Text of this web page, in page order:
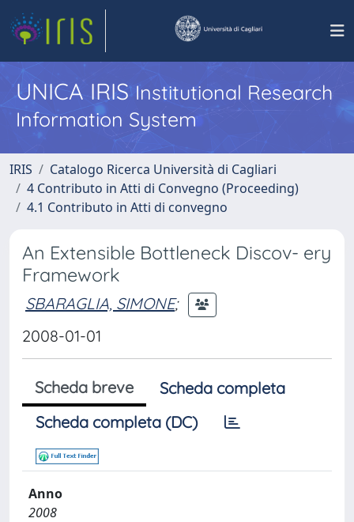
UNICA IRISInstitutional Research
Information System
IRIS
Catalogo Ricerca Università di Cagliari
4 Contributo in Atti di Convegno (Proceeding)
4.1 Contributo in Atti di convegno
An Extensible Bottleneck Discov- ery
Framework
SBARAGLIA, SIMONE;
2008-01-01
Scheda breve
Scheda completa
Scheda completa (DC)
Anno
2008